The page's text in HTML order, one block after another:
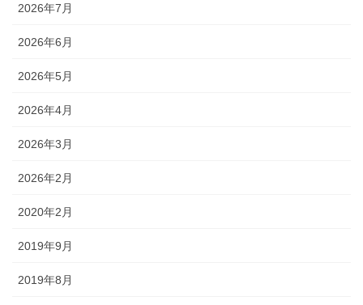
2026年7月
2026年6月
2026年5月
2026年4月
2026年3月
2026年2月
2020年2月
2019年9月
2019年8月